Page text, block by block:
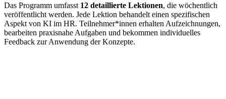
Das Programm umfasst 12 detaillierte Lektionen, die wöchentlich
veröffentlicht werden. Jede Lektion behandelt einen spezifischen
Aspekt von KI im HR. Teilnehmer*innen erhalten Aufzeichnungen,
bearbeiten praxisnahe Aufgaben und bekommen individuelles
Feedback zur Anwendung der Konzepte.